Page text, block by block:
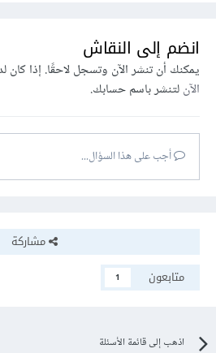
انضم إلى النقاش
يمكنك أن تنشر الآن وتسجل لاحقًا. إذا
الآنلتنشر باسم حسابك.
أجب على هذا السؤال...
مشاركة
متابعون
1
اذهب إلى قائمة الأسئلة